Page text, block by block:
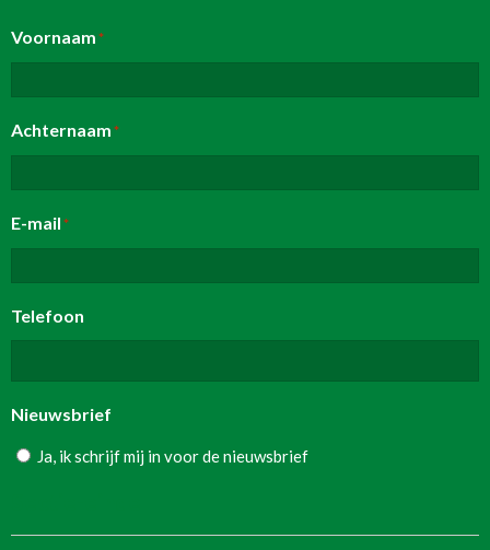
Voornaam*
Achternaam*
E-mail*
Telefoon
Nieuwsbrief
Ja, ik schrijf mij in voor de nieuwsbrief